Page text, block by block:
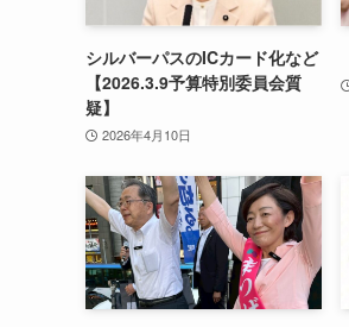
シルバーパスのICカード化など
【2026.3.9予算特別委員会質
疑】
2026年4月10日